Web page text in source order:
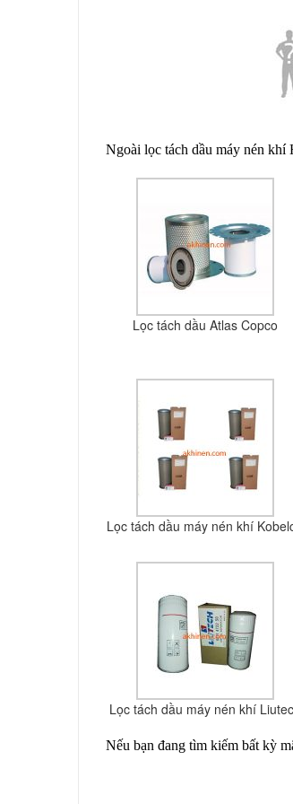
Ngoài lọc tách dầu máy nén khí
Lọc tách dầu Atlas Copco
Lọc tách dầu máy nén khí
Lọc tách dầu máy nén khí
Nếu bạn đang tìm kiếm bất kỳ